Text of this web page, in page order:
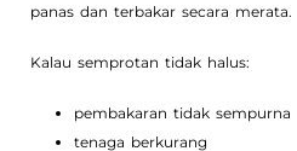
panas dan terbakar secara merata.
Kalau semprotan tidak halus:
pembakaran tidak sempurna
tenaga berkurang